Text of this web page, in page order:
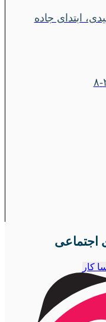
ابتدای جاده
اجتماعی
کار